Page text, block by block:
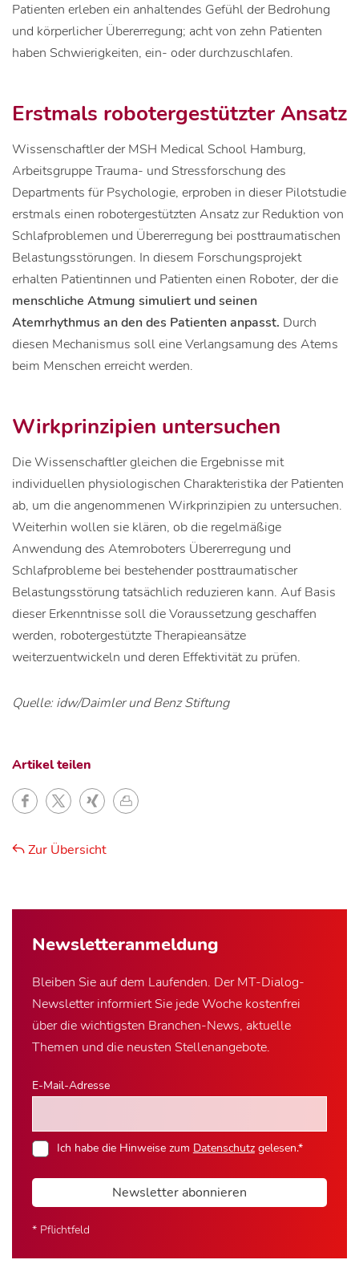
Newsletter­anmeldung
Bleiben Sie auf dem Laufenden. Der MT-Dialog-
Newsletter informiert Sie jede Woche kostenfrei
über die wichtigsten Branchen-News, aktuelle
Themen und die neusten Stellenangebote.
E-Mail-Adresse
Ich habe die Hinweise zum Datenschutzgelesen.*
Newsletter abonnieren
* Pflichtfeld
Patienten erleben ein anhaltendes Gefühl der Bedrohung
und körperlicher Übererregung; acht von zehn Patienten
haben Schwierigkeiten, ein- oder durchzuschlafen.
Erstmals robotergestützter Ansatz
Wissenschaftler der MSH Medical School Hamburg,
Arbeitsgruppe Trauma- und Stressforschung des
Departments für Psychologie, erproben in dieser Pilotstudie
erstmals einen robotergestützten Ansatz zur Reduktion von
Schlafproblemen und Übererregung bei posttraumatischen
Belastungsstörungen. In diesem Forschungsprojekt
erhalten Patientinnen und Patienten einen Roboter, der die
menschliche Atmung simuliert und seinen
Atemrhythmus an den des Patienten anpasst. Durch
diesen Mechanismus soll eine Verlangsamung des Atems
beim Menschen erreicht werden.
Wirkprinzipien untersuchen
Die Wissenschaftler gleichen die Ergebnisse mit
individuellen physiologischen Charakteristika der Patienten
ab, um die angenommenen Wirkprinzipien zu untersuchen.
Weiterhin wollen sie klären, ob die regelmäßige
Anwendung des Atemroboters Übererregung und
Schlafprobleme bei bestehender posttraumatischer
Belastungsstörung tatsächlich reduzieren kann. Auf Basis
dieser Erkenntnisse soll die Voraussetzung geschaffen
werden, robotergestützte Therapieansätze
weiterzuentwickeln und deren Effektivität zu prüfen.
Quelle: idw/Daimler und Benz Stiftung
Artikel teilen
Zur Übersicht